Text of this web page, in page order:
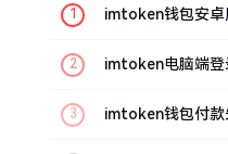
imtoken钱包安卓
imtoken电脑端登
imtoken钱包付款